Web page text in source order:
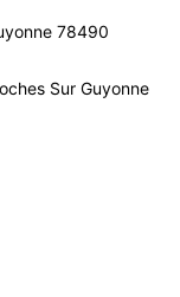
78490
Sur Guyonne